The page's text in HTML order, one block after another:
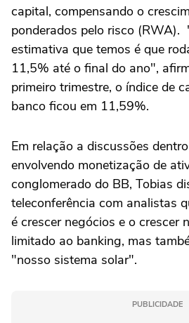
capital, compensando o
⁠ponderados pelo risco (RWA).
estimativa que temos é que
11,5% até o final do ano",
primeiro trimestre, o índice de
banco ficou em 11,59%.
Em relação a discussões
envolvendo monetização de
conglomerado do BB, Tobias
teleconferência com analistas
é crescer negócios e o crescer
limitado ao banking, mas
"nosso sistema solar".
PUBLICIDADE